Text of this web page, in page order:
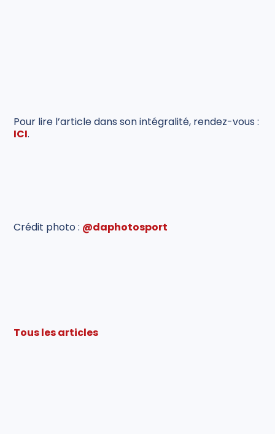
Pour lire l’article dans son intégralité, rendez-vous :
ICI.
Crédit photo : @daphotosport
Tous les articles